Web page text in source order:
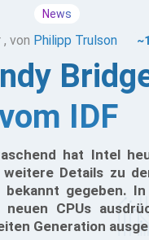
News
, von Philipp Trulson
IDF
hat Intel
Details zu
bekannt gegeben.
CPUs
Generation